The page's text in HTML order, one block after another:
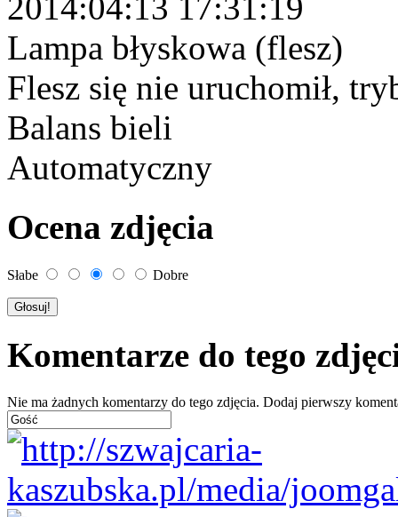
2014:04:13 17:31:19
Lampa błyskowa (flesz)
Flesz się nie uruchomił,
Balans bieli
Automatyczny
Ocena zdjęcia
Słabe Dobre
Komentarze do tego
Nie ma żadnych komentarzy do tego zdjęcia. Dodaj pierwszy